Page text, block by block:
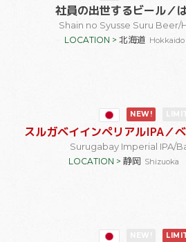
社員の出世するビール／
Shain no Syusse Suru Beer/
LOCATION > 北海道 Hokkaido
NEW!
スルガベイインペリアルIPA／
Surugabay Imperial IPA/
LOCATION > 静岡 Shizuoka